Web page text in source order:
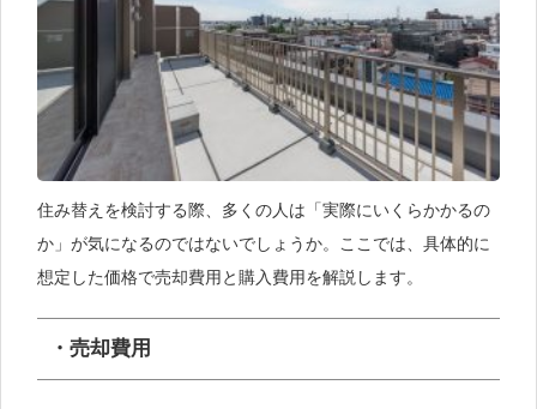
住み替えを検討する際、多くの人は「実際にいくらかかるの
か」が気になるのではないでしょうか。ここでは、具体的に
想定した価格で売却費用と購入費用を解説します。
・売却費用